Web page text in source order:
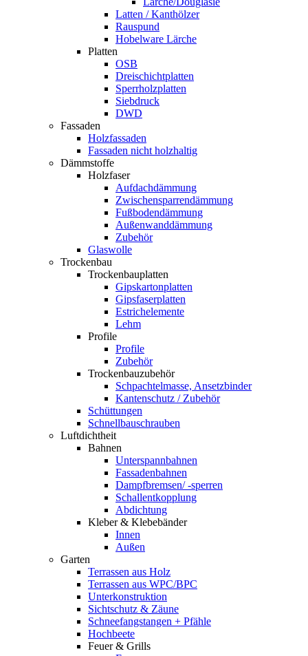
Latten / Kanthölzer
Rauspund
Hobelware Lärche
Platten
OSB
Dreischichtplatten
Sperrholzplatten
Siebdruck
DWD
Fassaden
Holzfassaden
Fassaden nicht holzhaltig
Dämmstoffe
Holzfaser
Aufdachdämmung
Zwischensparrendämmung
Fußbodendämmung
Außenwanddämmung
Zubehör
Glaswolle
Trockenbau
Trockenbauplatten
Gipskartonplatten
Gipsfaserplatten
Estrichelemente
Lehm
Profile
Profile
Zubehör
Trockenbauzubehör
Schpachtelmasse, Ansetzbinder
Kantenschutz / Zubehör
Schüttungen
Schnellbauschrauben
Luftdichtheit
Bahnen
Unterspannbahnen
Fassadenbahnen
Dampfbremsen/ -sperren
Schallentkopplung
Abdichtung
Kleber & Klebebänder
Innen
Außen
Garten
Terrassen aus Holz
Terrassen aus WPC/BPC
Unterkonstruktion
Sichtschutz & Zäune
Schneefangstangen + Pfähle
Hochbeete
Feuer & Grills